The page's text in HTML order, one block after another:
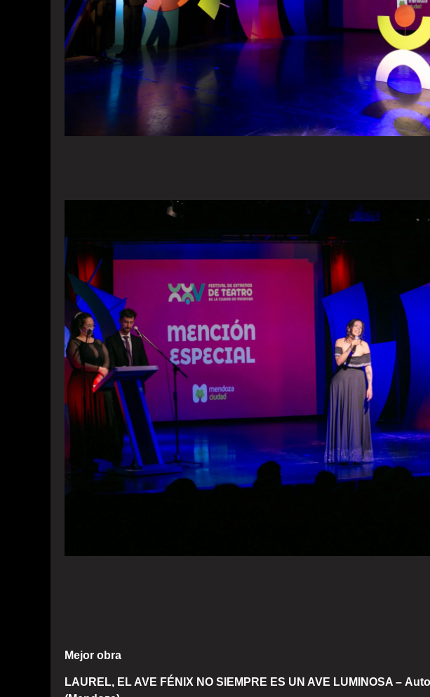
Mejor obra
LAUREL, EL AVE FÉNIX NO SIEMPRE ES UN AVE LUMINOSA –